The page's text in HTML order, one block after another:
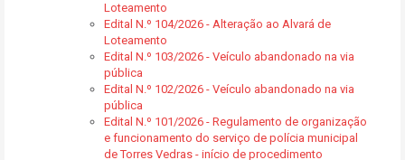
Loteamento
Edital N.º 104/2026 - Alteração ao Alvará de
Loteamento
Edital N.º 103/2026 - Veículo abandonado na via
pública
Edital N.º 102/2026 - Veículo abandonado na via
pública
Edital N.º 101/2026 - Regulamento de organização
e funcionamento do serviço de polícia municipal
de Torres Vedras - início de procedimento